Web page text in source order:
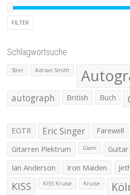
FILTER
Schlagwortsuche
50er Adrian Smith
autograph British Buch
EOTR Eric Singer Farewell
Gitarren Plektrum Glam Guitar
Ian Anderson Iron Maiden
KISS KISS Kruise Kruise